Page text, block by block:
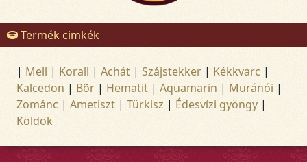
Termék cimkék
| Mell | Korall | Achát | Szájstekker | Kékkvarc |
Kalcedon | Bõr | Hematit | Aquamarin | Muránói |
Zománc | Ametiszt | Türkisz | Édesvízi gyöngy |
Köldök